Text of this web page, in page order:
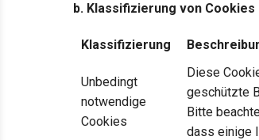
b. Klassifizierung von Cookies
Klassifizierung
Unbedingt
notwendige
Cookies
Diese
geschützte
Bitte
dass einige